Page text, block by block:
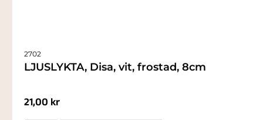
2702
LJUSLYKTA, Disa, vit, frostad, 8cm
21,00 kr